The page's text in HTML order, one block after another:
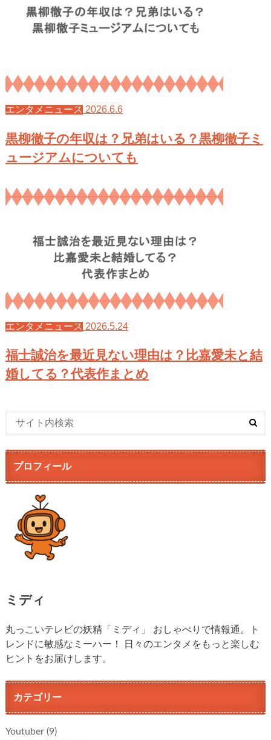
エンタメニュース 2026.6.6
黒柳徹子の年収は？兄弟はいる？黒柳徹子ミ
ュージアムについても
エンタメニュース 2026.5.24
福士誠治を最近見ない理由は？比嘉愛未と結
婚してる？代表作まとめ
プロフィール
ミディ
丸っこいテレビの妖精「ミディ」 おしゃべりで情報通。ト
レンドに敏感なミーハー！ 日々のエンタメをもっと楽しむ
ヒントをお届けします。
カテゴリー
Youtuber (9)